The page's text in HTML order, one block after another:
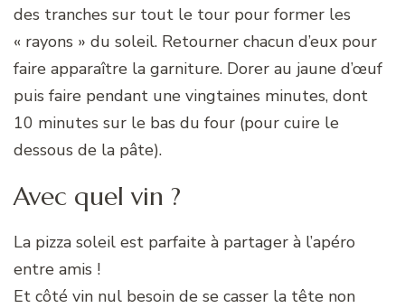
des tranches sur tout le tour pour former les
« rayons » du soleil. Retourner chacun d’eux pour
faire apparaître la garniture. Dorer au jaune d’œuf
puis faire pendant une vingtaines minutes, dont
10 minutes sur le bas du four (pour cuire le
dessous de la pâte).
Avec quel vin ?
La pizza soleil est parfaite à partager à l’apéro
entre amis !
Et côté vin nul besoin de se casser la tête non